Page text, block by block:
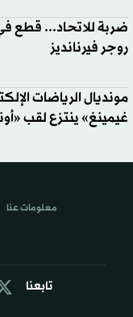
ضربة للاتحاد... قطع
روجر فيرنانديز
مونديال الرياضات
غيمينغ» ينتزع لقب
تابعنا
معلومات عنا